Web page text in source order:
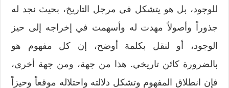
للوجود، بل هو يتشكل في مرجل التاريخ، بحيث نجد له
جذوراً وأصولاً مهدت له وأسهمت في إخراجه إلى حيز
الوجود، أو لنقل بكلمة أوضح، إن كل مفهوم هو
بالضرورة كائن تاريخي. هذا من جهة، ومن جهة أخرى،
فإن انطلاق المفهوم وتشكل دلالته واحتلاله موقعاً وحيزاً